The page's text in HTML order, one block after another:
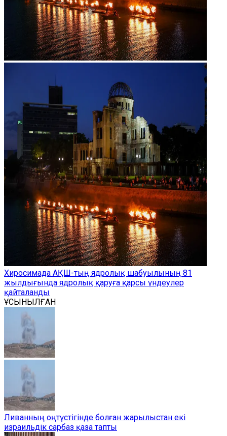
Хиросимада АҚШ-тың ядролық шабуылының 81
жылдығында ядролық қаруға қарсы үндеулер
қайталанды
ҰСЫНЫЛҒАН
Ливанның оңтүстігінде болған жарылыстан екі
израильдік сарбаз қаза тапты